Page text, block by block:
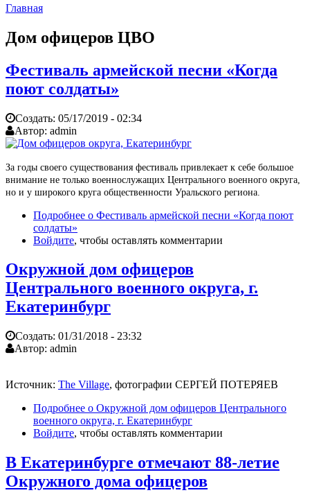
Главная
Дом офицеров ЦВО
Фестиваль армейской песни «Когда
поют солдаты»
Создать: 05/17/2019 - 02:34
Автор: admin
За годы своего существования фестиваль привлекает к себе большое
внимание не только военнослужащих Центрального военного округа,
но и у широкого круга общественности Уральского региона.
Подробнее о Фестиваль армейской песни «Когда поют
солдаты»
Войдите, чтобы оставлять комментарии
Окружной дом офицеров
Центрального военного округа, г.
Екатеринбург
Создать: 01/31/2018 - 23:32
Автор: admin
Источник: The Village, фотографии СЕРГЕЙ ПОТЕРЯЕВ
Подробнее о Окружной дом офицеров Центрального
военного округа, г. Екатеринбург
Войдите, чтобы оставлять комментарии
В Екатеринбурге отмечают 88-летие
Окружного дома офицеров